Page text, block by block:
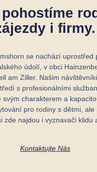
i firmy.
se nachází uprostřed
údolí, v obci
am Ziller. Našim
s profesionálními
svým charakterem a
pro rodiny s dětmi, ale
zde najdou i vyznavači klidu
Kontaktujte Nás